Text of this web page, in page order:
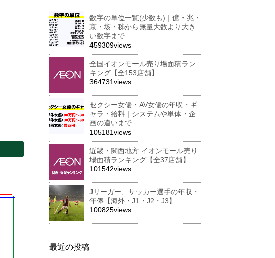
数字の単位一覧(少数も)｜億・兆・
京・垓・秭から無量大数より大き
い数字まで
459309views
全国イオンモール売り場面積ラン
キング【全153店舗】
364731views
セクシー女優・AV女優の年収・ギ
ャラ・給料｜システムや単体・企
画の違いまで
105181views
近畿・関西地方 イオンモール売り
場面積ランキング【全37店舗】
101542views
Jリーガー、サッカー選手の年収・
年俸【海外・J1・J2・J3】
100825views
最近の投稿